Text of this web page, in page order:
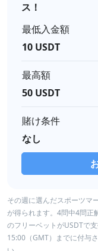
ス！
最低入金額
10 USDT
最高額
50 USDT
賭け条件
なし
その週に選んだスポーツマ
が得られます。4問中4問
のフリーベットがUSDTで
15:00（GMT）までに付与